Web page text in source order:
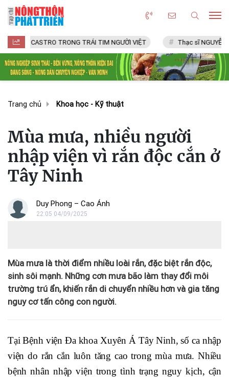
TRONG TRÁI TIM NGƯỜI VIỆT Thạc sĩ NGUYỄN VĂN CHÍ
Trang chủ Khoa học - Kỹ thuật
Mùa mưa, nhiều người
nhập viện vì rắn độc cắn ở
Tây Ninh
Duy Phong – Cao Ánh
22:05 04/09/2025
Mùa mưa là thời điểm nhiều loài rắn, đặc biệt rắn độc,
sinh sôi mạnh. Những cơn mưa bão làm thay đổi môi
trường trú ẩn, khiến rắn di chuyển nhiều hơn và gia tăng
nguy cơ tấn công con người.
Tại Bệnh viện Đa khoa Xuyên Á Tây Ninh, số ca nhập
viện do rắn cắn luôn tăng cao trong mùa mưa. Nhiều
bệnh nhân nhập viện trong tình trạng nguy kịch, cận